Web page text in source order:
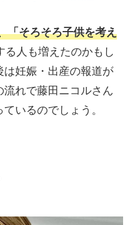
「そろそろ子供を考え
る人も増えたのかもし
妊娠・出産の報道が
れで藤田ニコルさん
いるのでしょう。